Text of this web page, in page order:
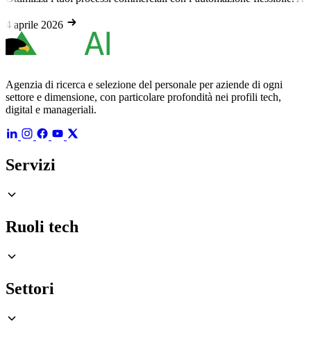
4 aprile 2026
Agenzia di ricerca e selezione del personale per aziende di ogni
settore e dimensione, con particolare profondità nei profili tech,
digital e manageriali.
Servizi
Ruoli tech
Settori